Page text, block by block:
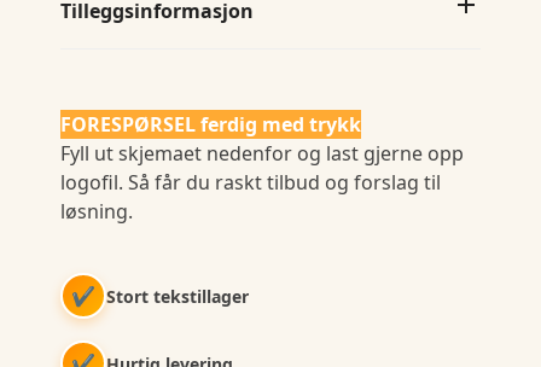
Tilleggsinformasjon
FORESPØRSEL ferdig med trykk
Fyll ut skjemaet nedenfor og last gjerne opp
logofil. Så får du raskt tilbud og forslag til
løsning.
✔ Stort tekstillager